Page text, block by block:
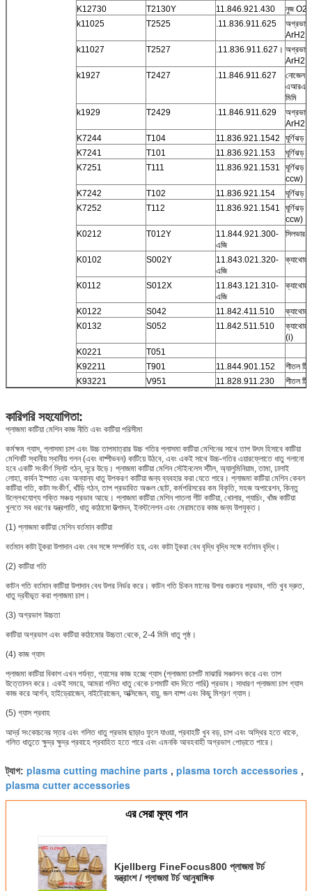
K12730
T2130Y 11.846.921.430
নুজ O2
k11025
T2525 .11.836.911.625
ArH2
k11027
T2527 .11.836.911.627।
ArH2
k1927
T2427 .11.846.911.627
নোজেল
মিমি
k1929
T2429 .11.846.911.629
ArH2
K7244
T104 11.836.921.1542
ঘূর্ণিঝড়
K7241
T101 11.836.921.153
ঘূর্ণিঝড়
K7251
T111 11.836.921.1531
ঘূর্ণিঝড়
ccw)
K7242
T102 11.836.921.154
ঘূর্ণিঝড়
K7252
T112 11.836.921.1541
ঘূর্ণিঝড়
ccw)
K0212
T012Y
11.844.921.300-
এজি
সিলভার
K0102 S002Y
11.843.021.320-
এজি
ক্যাথোড,
K0112 S012X
11.843.121.310-
এজি
ক্যাথোড,
K0122 S042 11.842.411.510
ক্যাথোড,
K0132
S052 11.842.511.510
(i)
K0221
T051
K92211
T901 11.844.901.152
শীতল
K93221
V951 11.828.911.230 শীতল
কারিগরি সহযোগিতা:
প্লাজমা কাটিয়া মেশিন কাজ নীতি এবং কাটিয়া পরিসীমা
কর্মক্ষম গ্যাস, প্লাসমা চাপ এবং উচ্চ তাপমাত্রার উচ্চ গতির প্লাসমা কাটিয়া মেশিনের সাথে তাপ উৎস হিসাবে কাটিয়া
মেশিনটি স্থানীয় স্থানীয় গলন (এবং বাষ্পীভবন) কাটিয়ে উঠবে, এবং একই সাথে উচ্চ-গতির এয়ারফ্লোতে ধাতু গলানো
হবে একটি সংকীর্ণ স্লিট গঠন, দূরে উড়ে। প্লাজমা কাটিয়া মেশিন স্টেইনলেস স্টীল, অ্যালুমিনিয়াম, তামা, ঢালাই
লোহা, কার্বন ইস্পাত এবং অন্যান্য ধাতু উপকরণ কাটিয়া জন্য ব্যবহার করা যেতে পারে। প্লাজমা কাটিয়া মেশিন কেবল
কাটিয়া গতি, কাটা সংকীর্ণ, খাঁড়ি গঠন, তাপ প্রভাবিত অঞ্চল ছোট, কর্মপরিসরের কম বিকৃতি, সহজ অপারেশন, কিন্তু
উল্লেখযোগ্য শক্তি সঞ্চয় প্রভাব আছে। প্লাজমা কাটিয়া মেশিন পাতলা শীট কাটিয়া, খোলার, প্যাচিং, খাঁজ কাটিয়া
খুলতে সব ধরণের যন্ত্রপাতি, ধাতু কাঠামো উত্পাদন, ইনস্টলেশন এবং মেরামতের কাজ জন্য উপযুক্ত।
(1) প্লাজমা কাটিয়া মেশিন বর্তমান কাটিয়া
বর্তমান কাটা টুকরা উপাদান এবং বেধ সঙ্গে সম্পর্কিত হয়, এবং কাটা টুকরা বেধ বৃদ্ধি বৃদ্ধি সঙ্গে বর্তমান বৃদ্ধি।
(2) কাটিয়া গতি
কাটন গতি বর্তমান কাটিয়া উপাদান বেধ উপর নির্ভর করে। কাটন গতি চিকন মানের উপর গুরুতর প্রভাব, গতি খুব দ্রুত,
ধাতু দ্রবীভূত করা প্লাজমা চাপ।
(3) অগ্রভাগ উচ্চতা
কাটিয়া অগ্রভাগ এবং কাটিয়া কাঠামোর উচ্চতা থেকে, 2-4 মিমি ধাতু পৃষ্ঠ।
(4) কাজ গ্যাস
প্লাজমা কাটিয়া বিকাশ এখন পর্যন্ত, গ্যাসের কাজ হচ্ছে গ্যাস (প্লাজমা চাপটি মাঝারি সঞ্চালন করে এবং তাপ
উত্তোলন করে। একই সময়ে, আমরা গলিত ধাতু থেকে চশমাটি বাদ দিতে পারি) প্রভাব। সাধারণ প্লাজমা চাপ গ্যাস
কাজ করে আর্গন, হাইড্রোজেন, নাইট্রোজেন, অক্সিজেন, বায়ু, জল বাষ্প এবং কিছু মিশ্রণ গ্যাস।
(5) গ্যাস প্রবাহ
আর্দ্র সংকোচনের স্তর এবং গলিত ধাতু প্রভাব ছাড়াও ফুলে যাওয়া, প্রবাহটি খুব বড়, চাপ এবং অস্থির হতে থাকে,
গলিত ধাতুতে ক্ষুদ্র ক্ষুদ্র প্রবাহে প্রবাহিত হতে পারে এবং এমনকি আবহবাহী অগ্রভাগ পোড়াতে পারে।
ট্যাগ: plasma cutting machine parts , plasma torch accessories ,
plasma cutter accessories
এর সেরা মূল্য পান
Kjellberg FineFocus800 প্লাজমা টর্চ
যন্ত্রাংশ / প্লাজমা টর্চ আনুষাঙ্গিক